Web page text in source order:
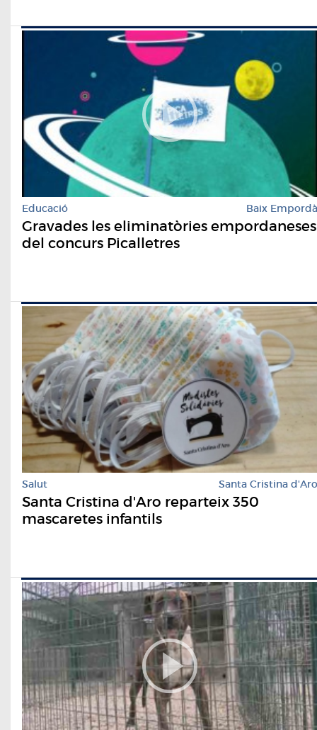
Educació Baix Empordà
Gravades les eliminatòries empordaneses
del concurs Picalletres
Salut Santa Cristina d'Aro
Santa Cristina d'Aro reparteix 350
mascaretes infantils